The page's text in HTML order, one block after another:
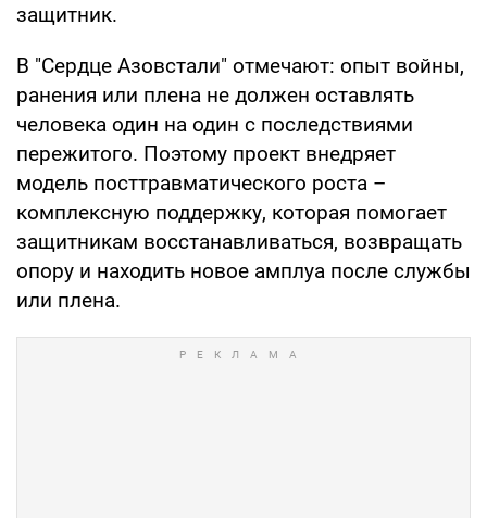
защитник.
В "Сердце Азовстали" отмечают: опыт войны,
ранения или плена не должен оставлять
человека один на один с последствиями
пережитого. Поэтому проект внедряет
модель посттравматического роста –
комплексную поддержку, которая помогает
защитникам восстанавливаться, возвращать
опору и находить новое амплуа после службы
или плена.